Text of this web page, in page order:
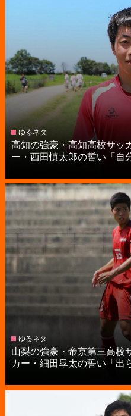
ゆるネタ
高知の強豪・高知高校サッ
ー・西田慎太郎の誓い「自
ゆるネタ
山梨の強豪・帝京第三高校
カー・細田皐太の誓い「出